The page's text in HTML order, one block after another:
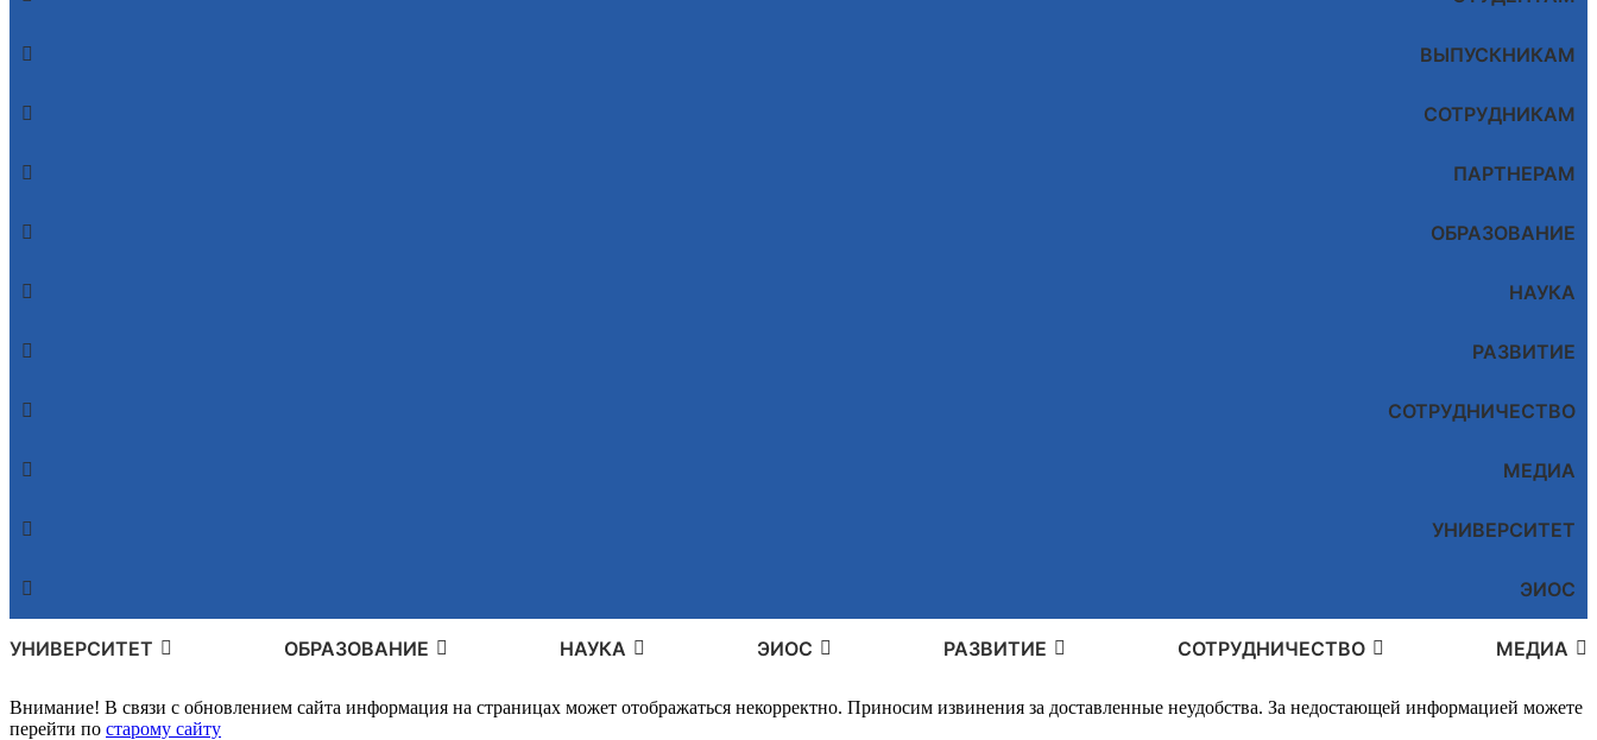
ВЫПУСКНИКАМ
СОТРУДНИКАМ
ПАРТНЕРАМ
ОБРАЗОВАНИЕ
НАУКА
РАЗВИТИЕ
СОТРУДНИЧЕСТВО
МЕДИА
УНИВЕРСИТЕТ
ЭИОС
УНИВЕРСИТЕТ ОБРАЗОВАНИЕ НАУКА ЭИОС РАЗВИТИЕ СОТРУДНИЧЕСТВО МЕДИА
Внимание! В связи с обновлением сайта информация на страницах может отображаться некорректно. Приносим извинения за доставленные неудобства. За недостающей информацией можете
перейти по старому сайту